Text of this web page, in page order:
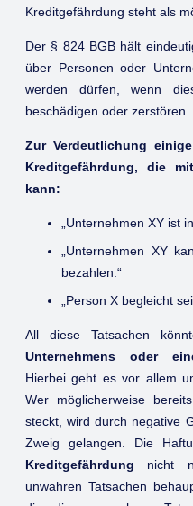
Kreditgefährdung steht als
Der § 824 BGB hält
über Personen oder
werden dürfen, wenn
beschädigen oder zerstören.
Zur Verdeutlichung
Kreditgefährdung, die
kann:
„Unternehmen XY ist
„Unternehmen XY
bezahlen.“
„Person X begleicht
All diese Tatsachen
Unternehmens oder
Hierbei geht es vor allem
Wer möglicherweise
steckt, wird durch negative
Zweig gelangen. Die
Kreditgefährdung nicht
unwahren Tatsachen